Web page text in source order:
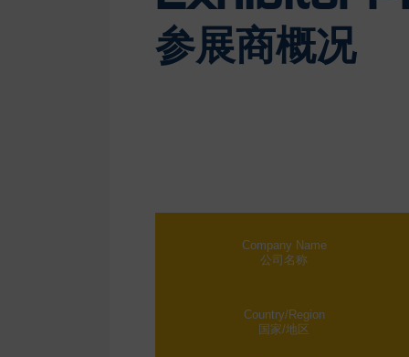
参展商概况
Company Name
公司名称
Country/Region
国家/地区